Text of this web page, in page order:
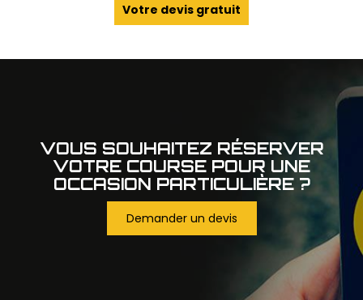
Votre devis gratuit
VOUS SOUHAITEZ RÉSERVER
VOTRE COURSE POUR UNE
OCCASION PARTICULIÈRE ?
Demander un devis